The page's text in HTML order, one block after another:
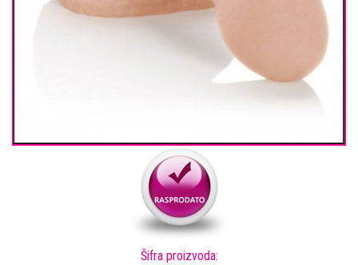
Šifra proizvoda: